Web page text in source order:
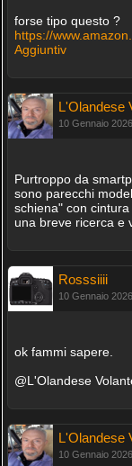
forse tipo questo ?
https://
Aggiuntiv
L'Olandese
10 Gennaio
Purtroppo da
sono parecchi
schiena" con
una breve ricerca e
Rosssiiii
10 Gennaio
ok fammi sapere.
@L'Olandese
L'Olandese
10 Gennaio